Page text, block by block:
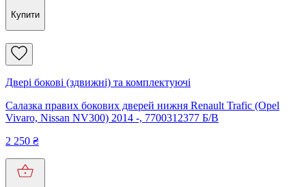
Купити
Двері бокові (здвижні) та комплектуючі
Салазка правих бокових дверей нижня Renault Trafic (Opel
Vivaro, Nissan NV300) 2014 -, 7700312377 Б/В
2 250 ₴